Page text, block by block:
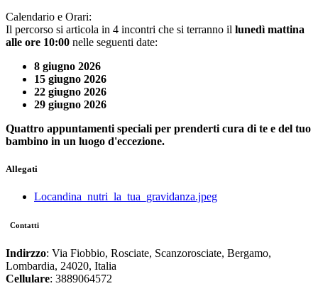
Calendario e Orari:
Il percorso si articola in 4 incontri che si terranno il lunedì mattina
alle ore 10:00 nelle seguenti date:
8 giugno 2026
15 giugno 2026
22 giugno 2026
29 giugno 2026
Quattro appuntamenti speciali per prenderti cura di te e del tuo
bambino in un luogo d'eccezione.
Allegati
Locandina_nutri_la_tua_gravidanza.jpeg
Contatti
Indirzzo: Via Fiobbio, Rosciate, Scanzorosciate, Bergamo,
Lombardia, 24020, Italia
Cellulare: 3889064572